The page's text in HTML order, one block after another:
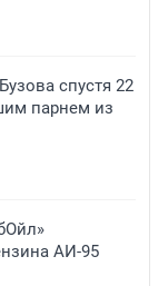
спустя 22
парнем из
АИ-95